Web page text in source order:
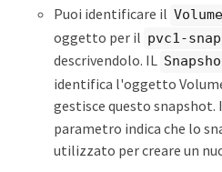
Puoi identificare il
oggetto per il pvc1-snap
descrivendolo. IL
identifica l'oggetto
gestisce questo snapshot.
parametro indica che lo
utilizzato per creare un